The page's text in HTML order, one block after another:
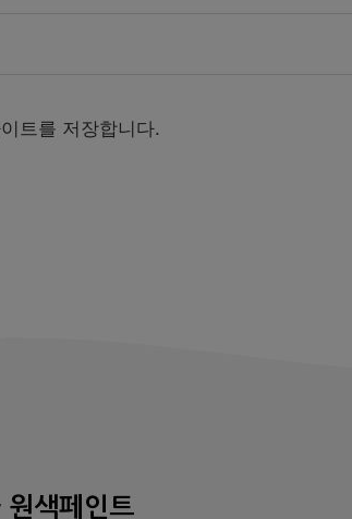
트를 저장합니다.
원색페인트